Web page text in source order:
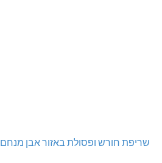
שריפת חורש ופסולת באזור אבן מנחם